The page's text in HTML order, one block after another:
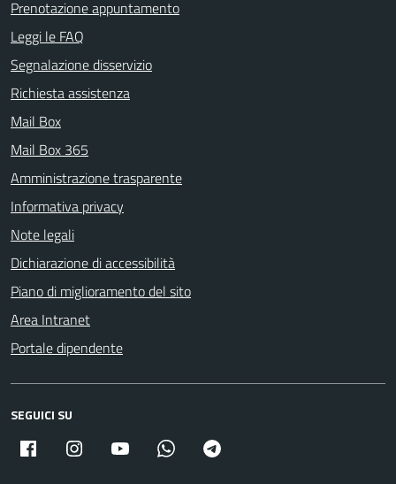
Prenotazione appuntamento
Leggi le FAQ
Segnalazione disservizio
Richiesta assistenza
Mail Box
Mail Box 365
Amministrazione trasparente
Informativa privacy
Note legali
Dichiarazione di accessibilità
Piano di miglioramento del sito
Area Intranet
Portale dipendente
SEGUICI SU
Facebook Instagram Youtube Whatsapp